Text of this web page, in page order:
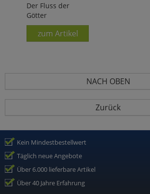
Der Fluss der
Götter
zum Artikel
NACH OBEN
Zurück
Kein Mindestbestellwert
Täglich neue Angebote
Über 6.000 lieferbare Artikel
Über 40 Jahre Erfahrung